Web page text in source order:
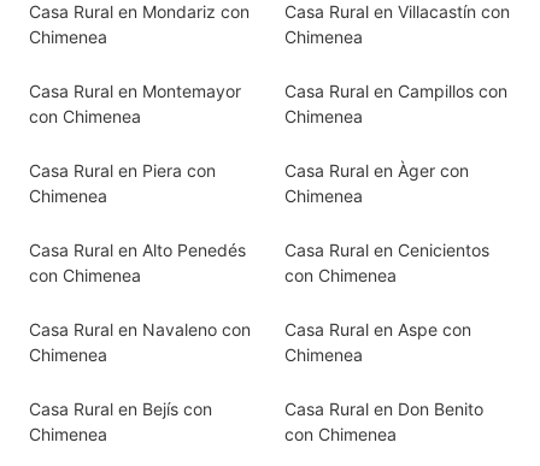
Casa Rural en Mondariz con
Chimenea
Casa Rural en Villacastín con
Chimenea
Casa Rural en Montemayor
con Chimenea
Casa Rural en Campillos con
Chimenea
Casa Rural en Piera con
Chimenea
Casa Rural en Àger con
Chimenea
Casa Rural en Alto Penedés
con Chimenea
Casa Rural en Cenicientos
con Chimenea
Casa Rural en Navaleno con
Chimenea
Casa Rural en Aspe con
Chimenea
Casa Rural en Bejís con
Chimenea
Casa Rural en Don Benito
con Chimenea